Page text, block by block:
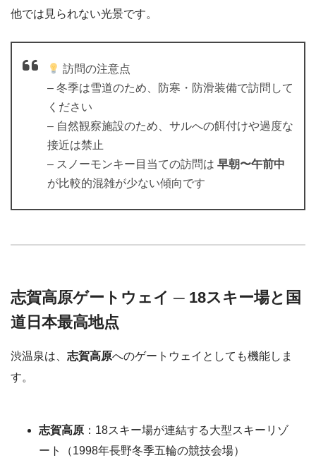
他では見られない光景です。
訪問の注意点
– 冬季は雪道のため、防寒・防滑装備で訪問して
ください
– 自然観察施設のため、サルへの餌付けや過度な
接近は禁止
– スノーモンキー目当ての訪問は 早朝〜午前中
が比較的混雑が少ない傾向です
志賀高原ゲートウェイ ─ 18スキー場と国
道日本最高地点
渋温泉は、 志賀高原へのゲートウェイとしても機能しま
す。
志賀高原 ：18スキー場が連結する大型スキーリゾ
ート（1998年長野冬季五輪の競技会場）